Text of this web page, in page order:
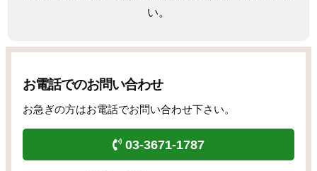
い。
お電話でのお問い合わせ
お急ぎの方はお電話でお問い合わせ下さい。
03-3671-1787